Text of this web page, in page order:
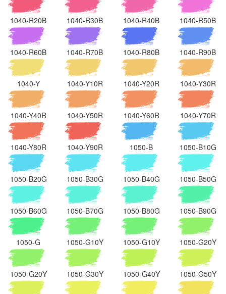
1040-R20B 1040-R30B 1040-R40B 1040-R50B
1040-R60B 1040-R70B 1040-R80B 1040-R90B
1040-Y 1040-Y10R 1040-Y20R 1040-Y30R
1040-Y40R 1040-Y50R 1040-Y60R 1040-Y70R
1040-Y80R 1040-Y90R 1050-B 1050-B10G
1050-B20G 1050-B30G 1050-B40G 1050-B50G
1050-B60G 1050-B70G 1050-B80G 1050-B90G
1050-G 1050-G10Y 1050-G10Y 1050-G20Y
1050-G20Y 1050-G30Y 1050-G40Y 1050-G50Y